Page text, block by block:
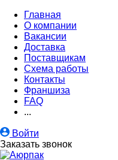
Главная
О компании
Вакансии
Доставка
Поставщикам
Схема работы
Контакты
Франшиза
FAQ
...
Войти
Заказать звонок